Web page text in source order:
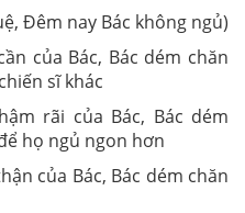
Đêm nay Bác không ngủ)
của Bác, Bác dém chăn
sĩ khác
rãi của Bác, Bác dém
họ ngủ ngon hơn
của Bác, Bác dém chăn